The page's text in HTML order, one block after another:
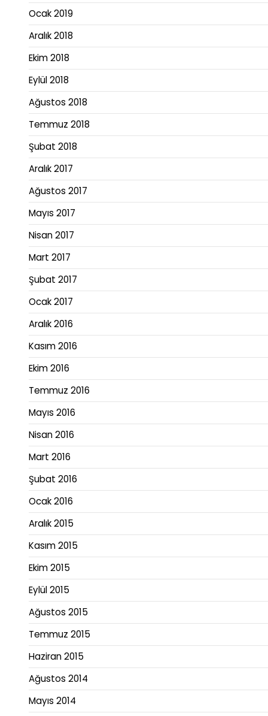
Ocak 2019
Aralık 2018
Ekim 2018
Eylül 2018
Ağustos 2018
Temmuz 2018
Şubat 2018
Aralık 2017
Ağustos 2017
Mayıs 2017
Nisan 2017
Mart 2017
Şubat 2017
Ocak 2017
Aralık 2016
Kasım 2016
Ekim 2016
Temmuz 2016
Mayıs 2016
Nisan 2016
Mart 2016
Şubat 2016
Ocak 2016
Aralık 2015
Kasım 2015
Ekim 2015
Eylül 2015
Ağustos 2015
Temmuz 2015
Haziran 2015
Ağustos 2014
Mayıs 2014